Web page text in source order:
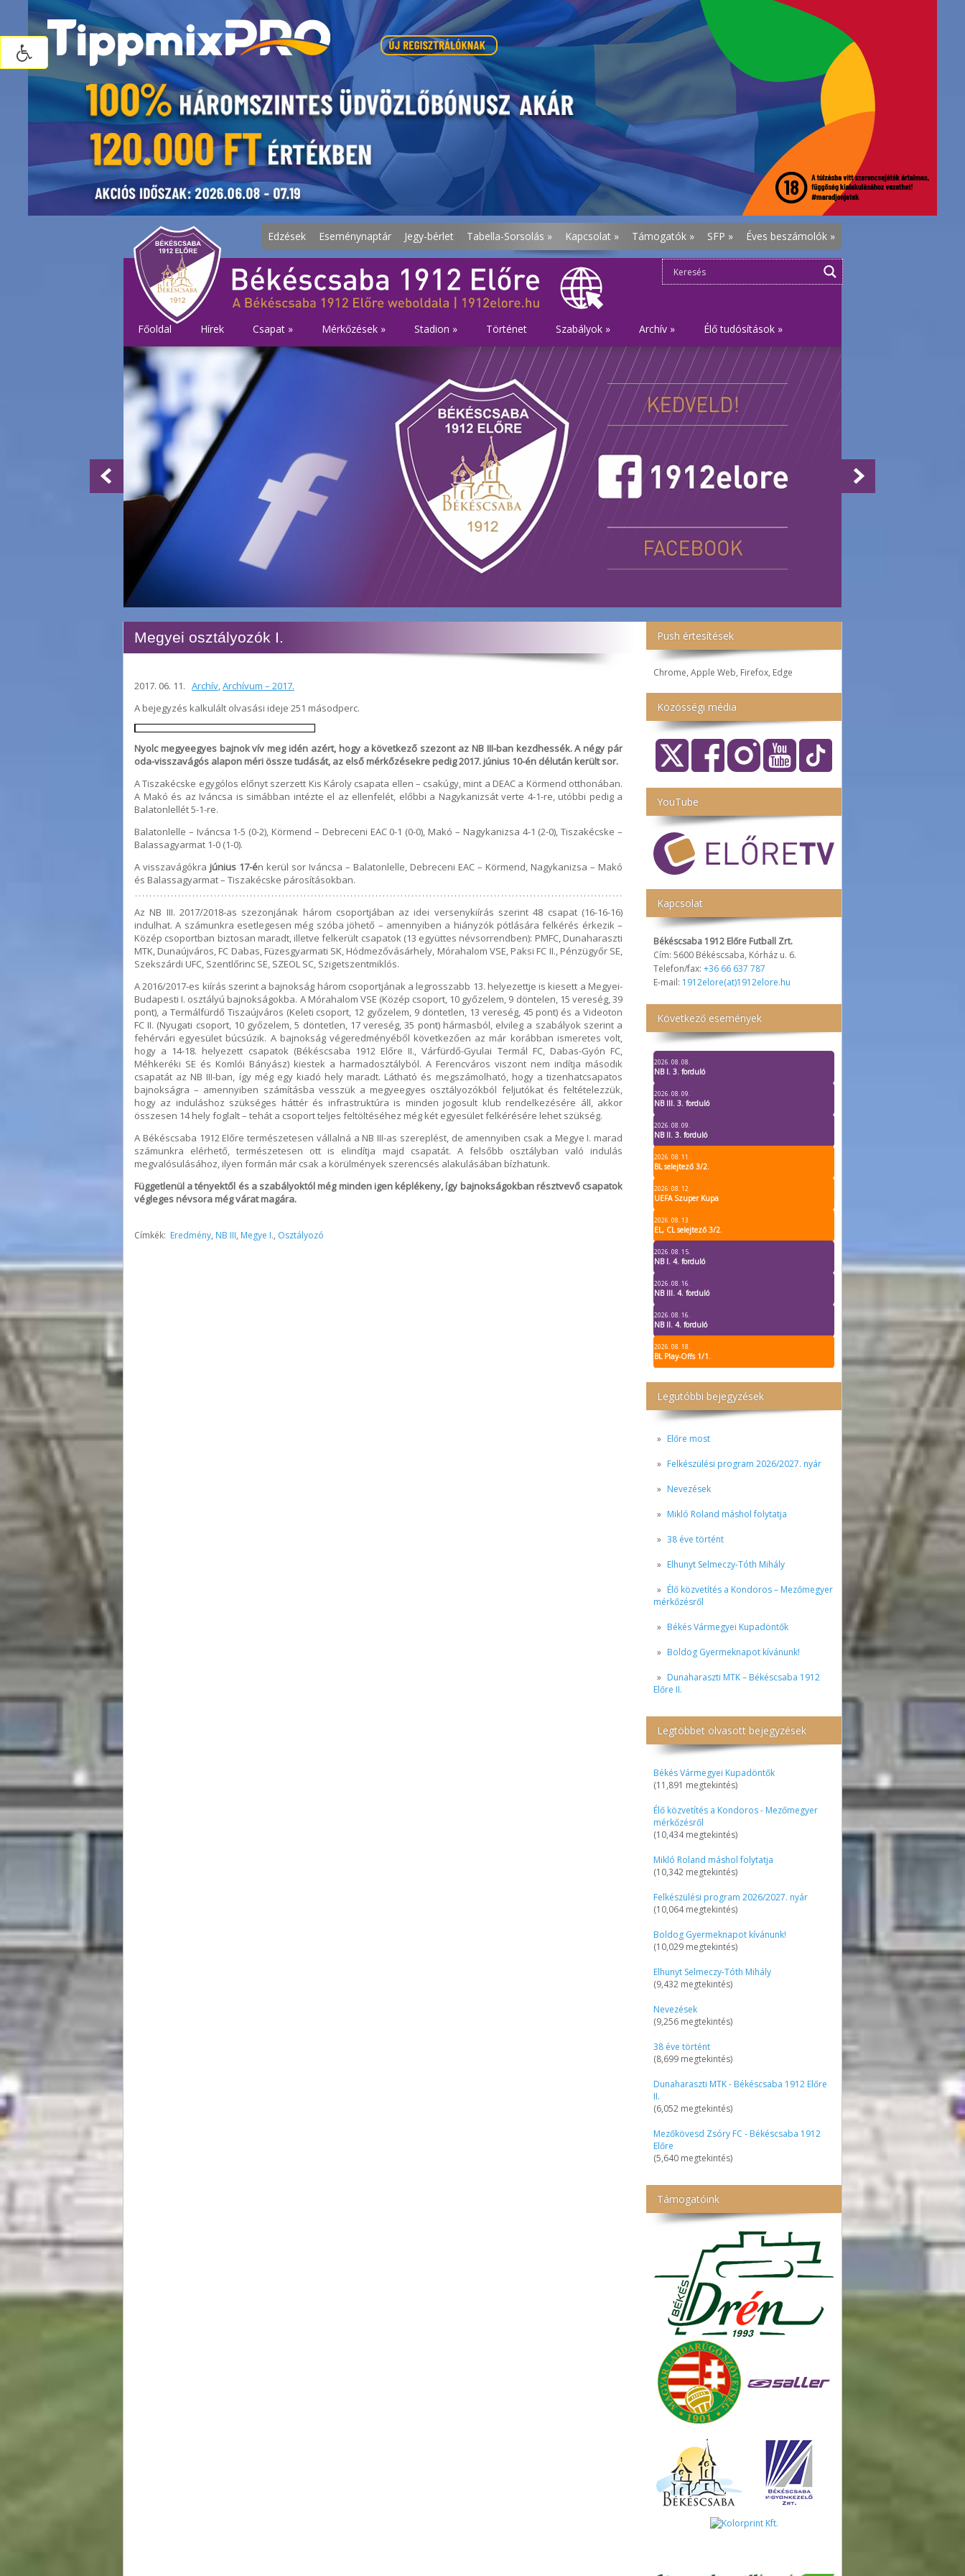
Edzések Eseménynaptár Jegy-bérlet Tabella-Sorsolás » Kapcsolat » Támogatók » SFP » Éves beszámolók »
Főoldal Hírek Csapat » Mérkőzések » Stadion » Történet Szabályok » Archív » Élő tudósítások »
Push értesítések
Chrome, Apple Web, Firefox, Edge
Közösségi média
YouTube
Kapcsolat
Békéscsaba 1912 Előre Futball Zrt.
Cím: 5600 Békéscsaba, Kórház u. 6.
Telefon/fax: +36 66 637 787
E-mail: 1912elore(at)1912elore.hu
Következő események
2026. 08. 08.
NB I. 3. forduló
2026. 08. 09.
NB III. 3. forduló
2026. 08. 09.
NB II. 3. forduló
2026. 08. 11.
BL selejtező 3/2.
2026. 08. 12.
UEFA Szuper Kupa
2026. 08. 13.
EL, CL selejtező 3/2.
2026. 08. 15.
NB I. 4. forduló
2026. 08. 16.
NB III. 4. forduló
2026. 08. 16.
NB II. 4. forduló
2026. 08. 18.
BL Play-Offs 1/1.
Legutóbbi bejegyzések
Előre most
Felkészülési program 2026/2027. nyár
Nevezések
Mikló Roland máshol folytatja
38 éve történt
Elhunyt Selmeczy-Tóth Mihály
Élő közvetítés a Kondoros – Mezőmegyer
mérkőzésről
Békés Vármegyei Kupadöntők
Boldog Gyermeknapot kívánunk!
Dunaharaszti MTK – Békéscsaba 1912
Előre II.
Legtöbbet olvasott bejegyzések
Békés Vármegyei Kupadöntők
(11,891 megtekintés)
Élő közvetítés a Kondoros - Mezőmegyer
mérkőzésről
(10,434 megtekintés)
Mikló Roland máshol folytatja
(10,342 megtekintés)
Felkészülési program 2026/2027. nyár
(10,064 megtekintés)
Boldog Gyermeknapot kívánunk!
(10,029 megtekintés)
Elhunyt Selmeczy-Tóth Mihály
(9,432 megtekintés)
Nevezések
(9,256 megtekintés)
38 éve történt
(8,699 megtekintés)
Dunaharaszti MTK - Békéscsaba 1912 Előre
II.
(6,052 megtekintés)
Mezőkövesd Zsóry FC - Békéscsaba 1912
Előre
(5,640 megtekintés)
Támogatóink
Megyei osztályozók I.
2017. 06. 11. Archív,Archívum – 2017.
A bejegyzés kalkulált olvasási ideje 251 másodperc.
Nyolc megyeegyes bajnok vív meg idén azért, hogy a következő szezont az NB III-ban kezdhessék. A négy pár
oda-visszavágós alapon méri össze tudását, az első mérkőzésekre pedig 2017. június 10-én délután került sor.
A Tiszakécske egygólos előnyt szerzett Kis Károly csapata ellen – csakúgy, mint a DEAC a Körmend otthonában.
A Makó és az Iváncsa is simábban intézte el az ellenfelét, előbbi a Nagykanizsát verte 4-1-re, utóbbi pedig a
Balatonlellét 5-1-re.
Balatonlelle – Iváncsa 1-5 (0-2), Körmend – Debreceni EAC 0-1 (0-0), Makó – Nagykanizsa 4-1 (2-0), Tiszakécske –
Balassagyarmat 1-0 (1-0).
A visszavágókra június 17-én kerül sor Iváncsa – Balatonlelle, Debreceni EAC – Körmend, Nagykanizsa – Makó
és Balassagyarmat – Tiszakécske párosításokban.
Az NB III. 2017/2018-as szezonjának három csoportjában az idei versenykiírás szerint 48 csapat (16-16-16)
indulhat. A számunkra esetlegesen még szóba jöhető – amennyiben a hiányzók pótlására felkérés érkezik –
Közép csoportban biztosan maradt, illetve felkerült csapatok (13 együttes névsorrendben): PMFC, Dunaharaszti
MTK, Dunaújváros, FC Dabas, Füzesgyarmati SK, Hódmezővásárhely, Mórahalom VSE, Paksi FC II., Pénzügyőr SE,
Szekszárdi UFC, Szentlőrinc SE, SZEOL SC, Szigetszentmiklós.
A 2016/2017-es kiírás szerint a bajnokság három csoportjának a legrosszabb 13. helyezettje is kiesett a Megyei-
Budapesti I. osztályú bajnokságokba. A Mórahalom VSE (Közép csoport, 10 győzelem, 9 döntelen, 15 vereség, 39
pont), a Termálfürdő Tiszaújváros (Keleti csoport, 12 győzelem, 9 döntetlen, 13 vereség, 45 pont) és a Videoton
FC II. (Nyugati csoport, 10 győzelem, 5 döntetlen, 17 vereség, 35 pont) hármasból, elvileg a szabályok szerint a
fehérvári egyesület búcsúzik. A bajnokság végeredményéből következően az már korábban ismeretes volt,
hogy a 14-18. helyezett csapatok (Békéscsaba 1912 Előre II., Várfürdő-Gyulai Termál FC, Dabas-Gyón FC,
Méhkeréki SE és Komlói Bányász) kiestek a harmadosztályból. A Ferencváros viszont nem indítja második
csapatát az NB III-ban, így még egy kiadó hely maradt. Látható és megszámolható, hogy a tizenhatcsapatos
bajnokságra – amennyiben számításba vesszük a megyeegyes osztályozókból feljutókat és feltételezzük,
hogy az induláshoz szükséges háttér és infrastruktúra is minden jogosult klub rendelkezésére áll, akkor
összesen 14 hely foglalt – tehát a csoport teljes feltöltéséhez még két egyesület felkérésére lehet szükség.
A Békéscsaba 1912 Előre természetesen vállalná a NB III-as szereplést, de amennyiben csak a Megye I. marad
számunkra elérhető, természetesen ott is elindítja majd csapatát. A felsőbb osztályban való indulás
megvalósulásához, ilyen formán már csak a körülmények szerencsés alakulásában bízhatunk.
Függetlenül a tényektől és a szabályoktól még minden igen képlékeny, így bajnokságokban résztvevő csapatok
végleges névsora még várat magára.
Címkék: Eredmény, NB III, Megye I., Osztályozó